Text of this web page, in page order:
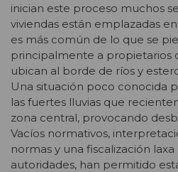
inician este proceso muchos
viviendas están emplazadas en
es más común de lo que se
principalmente a propietarios
ubican al borde de ríos y
Una situación poco conocida
las fuertes lluvias que
zona central, provocando
Vacíos normativos,
normas y una fiscalización
autoridades, han permitido